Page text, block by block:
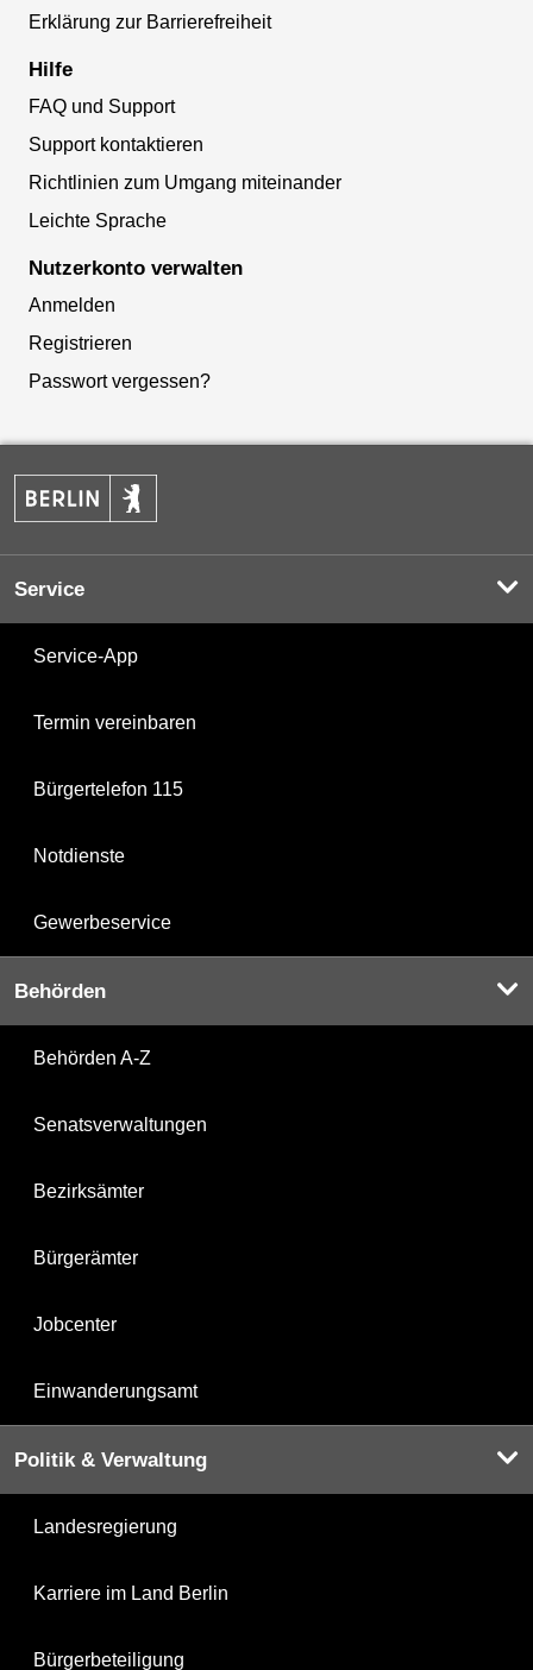
Erklärung zur Barrierefreiheit
Hilfe
FAQ und Support
Support kontaktieren
Richtlinien zum Umgang miteinander
Leichte Sprache
Nutzerkonto verwalten
Anmelden
Registrieren
Passwort vergessen?
Service
Service-App
Termin vereinbaren
Bürgertelefon 115
Notdienste
Gewerbeservice
Behörden
Behörden A-Z
Senatsverwaltungen
Bezirksämter
Bürgerämter
Jobcenter
Einwanderungsamt
Politik & Verwaltung
Landesregierung
Karriere im Land Berlin
Bürgerbeteiligung